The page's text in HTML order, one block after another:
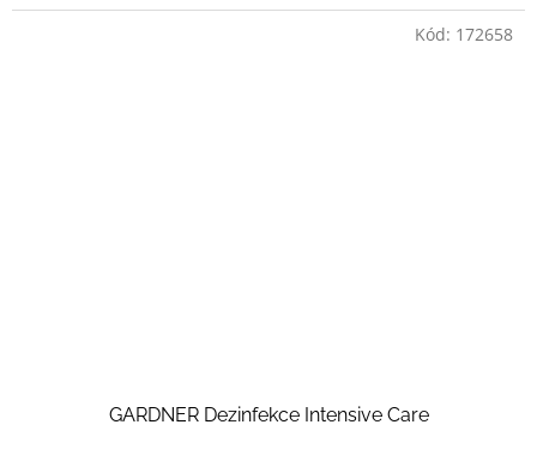
GARDNER Dezinfekce Intensive Care
Kód: 172658